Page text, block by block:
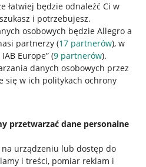
łatwiej będzie odnaleźć Ci w
i potrzebujesz.
osobowych będzie Allegro a
partnerzy (17 partnerów), w
Europe” (9 partnerów).
danych osobowych przez
się w ich politykach ochrony
przetwarzać dane personalne
urządzeniu lub dostęp do
i treści, pomiar reklam i